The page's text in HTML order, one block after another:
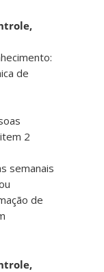
de
2
semanais
de